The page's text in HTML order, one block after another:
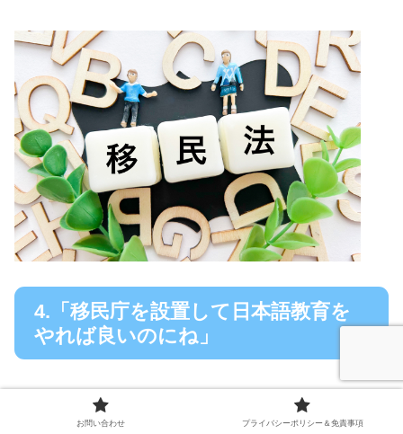
4.「移民庁を設置して日本語教育を
やれば良いのにね」
さて、ここでコロちゃん
の考え方をちょっと書いてみます
お問い合わせ プライバシーポリシー＆免責事項